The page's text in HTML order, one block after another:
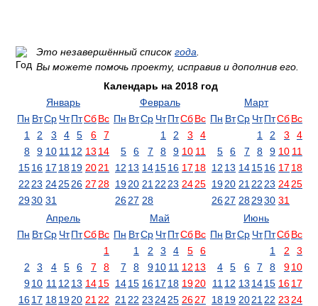
Это незавершённый список года
Вы можете помочь проекту, исправив и дополнив его.
Календарь на 2018 год
Январь
Пн ВтСр ЧтПтСбВс
1
2 3 4 5 6
7
8
9 10 11 12 13 14
1516 17 1819 2021
22 23 242526 27 28
2930 31
Февраль
Пн ВтСр ЧтПтСбВс
1
2 3
4
5
6 7 8 9 10 11
12 13 141516 17 18
1920 21 22 23 2425
2627 28
Март
Пн ВтСр ЧтПтСбВс
1
2 3
4
5
6 7 8 9 10 11
12 13 141516 17 18
1920 21 22 23 2425
2627 282930 31
Апрель
Пн ВтСр ЧтПтСбВс
1
2
3 4 5 6 7
8
910 11 12 13 1415
1617 181920 21 22
Май
Пн ВтСр ЧтПтСбВс
1
2 3 4 5
6
7
8 910 11 12 13
1415 1617 18 1920
21 22 23 2425 2627
Июнь
Пн ВтСр ЧтПтСбВс
1
2
3
4
5 6 7 8 910
11 12 13 1415 1617
1819 2021 22 23 24